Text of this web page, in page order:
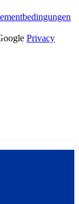
Privacy